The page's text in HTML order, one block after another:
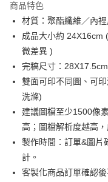
Apple Pay
街口支付
悠遊付
全盈+PAY
AFTEE先享後付
相關說明
【關於「AFTEE先享後付」
AFTEE先享後付是「在收
便利好安心！
１．簡單：不需註冊會員、
ATM付款
運送方式
商品特色
材質：聚酯纖維／內
成品大小約 24X16cm
微差異 )
完稿尺寸：
雙面可印不同圖、可
洗滌)
建議圖檔至少1500像
高；圖檔解析度越高
製作時間：訂單&圖片
計。
客製化商品訂單確認